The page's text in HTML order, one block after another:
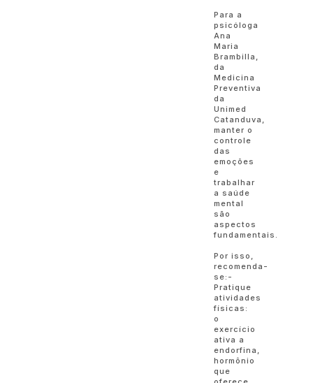
Para a
psicóloga
Ana
Maria
Brambilla,
da
Medicina
Preventiva
da
Unimed
Catanduva,
manter o
controle
das
emoções
e
trabalhar
a saúde
mental
são
aspectos
fundamentais.
Por isso,
recomenda-
se:-
Pratique
atividades
físicas:
o
exercício
ativa a
endorfina,
hormônio
que